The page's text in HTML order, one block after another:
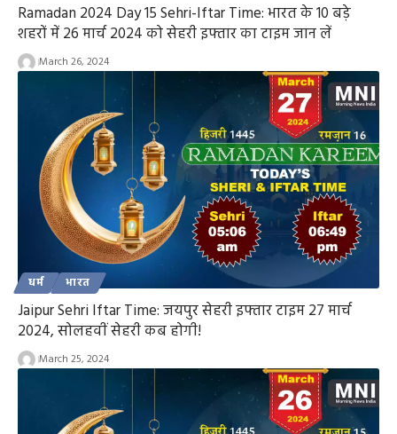
Ramadan 2024 Day 15 Sehri-Iftar Time: भारत के 10 बड़े
शहरों में 26 मार्च 2024 को सेहरी इफ्तार का टाइम जान लें
March 26, 2024
धर्म भारत
Jaipur Sehri Iftar Time: जयपुर सेहरी इफ्तार टाइम 27 मार्च
2024, सोलहवीं सेहरी कब होगी!
March 25, 2024